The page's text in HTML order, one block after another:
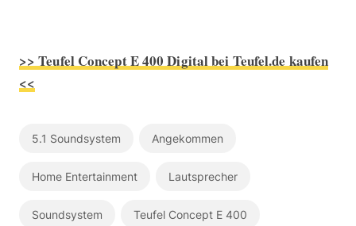
>> Teufel Concept E 400 Digital bei Teufel.de kaufen
<<
5.1 Soundsystem Angekommen
Home Entertainment Lautsprecher
Soundsystem Teufel Concept E 400